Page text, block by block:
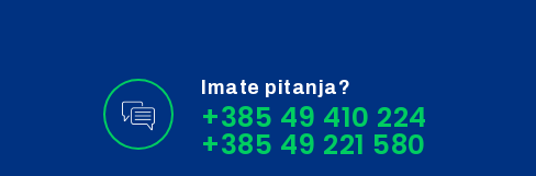
Imate pitanja?
+385 49 410 224